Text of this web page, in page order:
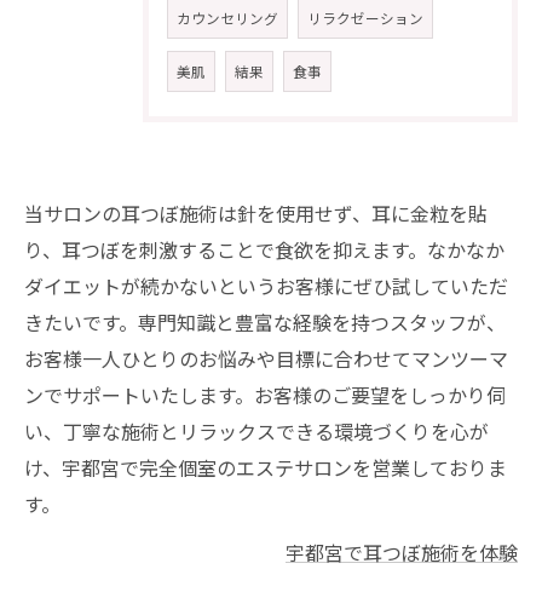
カウンセリング リラクゼーション
美肌 結果 食事
当サロンの耳つぼ施術は針を使用せず、耳に金粒を貼
り、耳つぼを刺激することで食欲を抑えます。なかなか
ダイエットが続かないというお客様にぜひ試していただ
きたいです。専門知識と豊富な経験を持つスタッフが、
お客様一人ひとりのお悩みや目標に合わせてマンツーマ
ンでサポートいたします。お客様のご要望をしっかり伺
い、丁寧な施術とリラックスできる環境づくりを心が
け、宇都宮で完全個室のエステサロンを営業しておりま
す。
宇都宮で耳つぼ施術を体験